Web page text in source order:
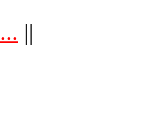
... ||